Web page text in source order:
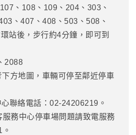
、108、109、204、303、
、407、408、503、508、
站後，步行約4分鐘，即可到
2088
下方地圖，車輛可停至鄰近停車
聯絡電話：02-24206219。
務中心停車場問題請致電服務